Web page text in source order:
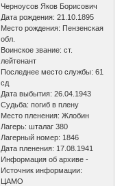
Черноусов Яков Борисович
Дата рождения: 21.10.1895
Место рождения: Пензенская
обл.
Воинское звание: ст.
лейтенант
Последнее место службы: 61
сд
Дата выбытия: 26.04.1943
Судьба: погиб в плену
Место пленения: Жлобин
Лагерь: шталаг 380
Лагерный номер: 1846
Дата пленения: 17.08.1941
Информация об архиве -
Источник информации:
ЦАМО